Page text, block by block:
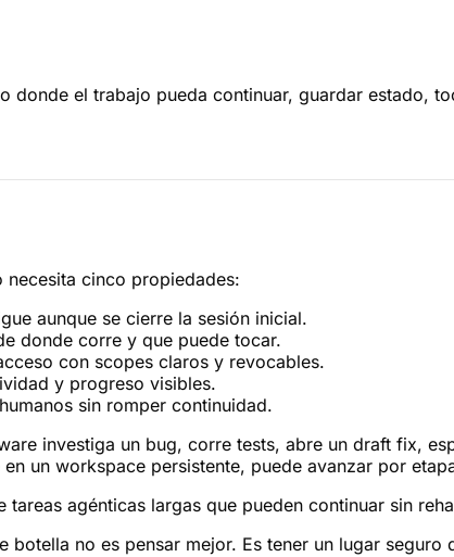
donde el trabajo pueda continuar, guardar estado,
cinco propiedades:
aunque se cierre la sesión inicial.
donde corre y que puede tocar.
con scopes claros y revocables.
y progreso visibles.
sin romper continuidad.
investiga un bug, corre tests, abre un draft fix,
un workspace persistente, puede avanzar por
tareas agénticas largas que pueden continuar sin
botella no es pensar mejor. Es tener un lugar seguro